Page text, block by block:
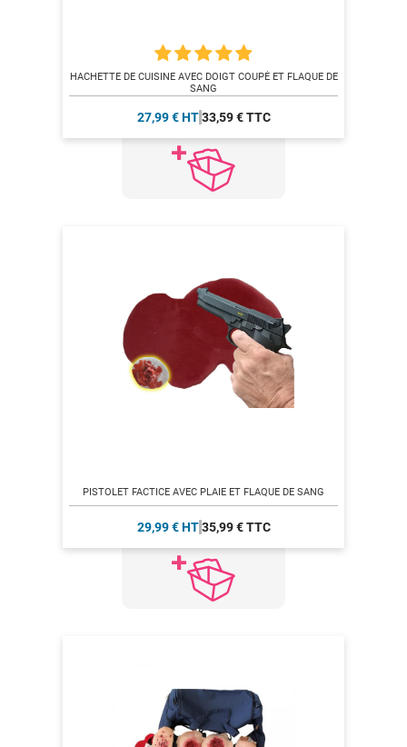
HACHETTE DE CUISINE AVEC DOIGT COUPÉ ET FLAQUE DE
SANG
27,99 € HT 33,59 € TTC
PISTOLET FACTICE AVEC PLAIE ET FLAQUE DE SANG
29,99 € HT 35,99 € TTC